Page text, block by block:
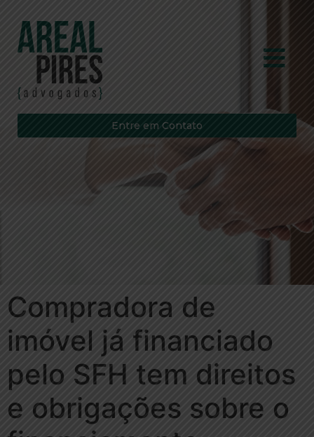
Entre em Contato
Compradora de
imóvel já financiado
pelo SFH tem direitos
e obrigações sobre o